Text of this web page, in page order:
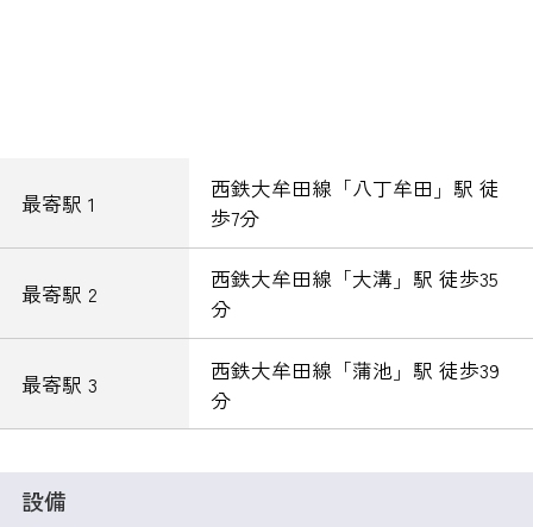
最寄駅 1
西鉄大牟田線「八丁牟田」駅 徒
歩7分
最寄駅 2
西鉄大牟田線「大溝」駅 徒歩35
分
最寄駅 3
西鉄大牟田線「蒲池」駅 徒歩39
分
設備